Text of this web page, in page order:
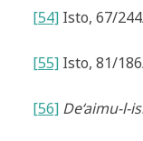
[54]Isto, 67/
[55]Isto, 81/
[56] De‘aimu-l-